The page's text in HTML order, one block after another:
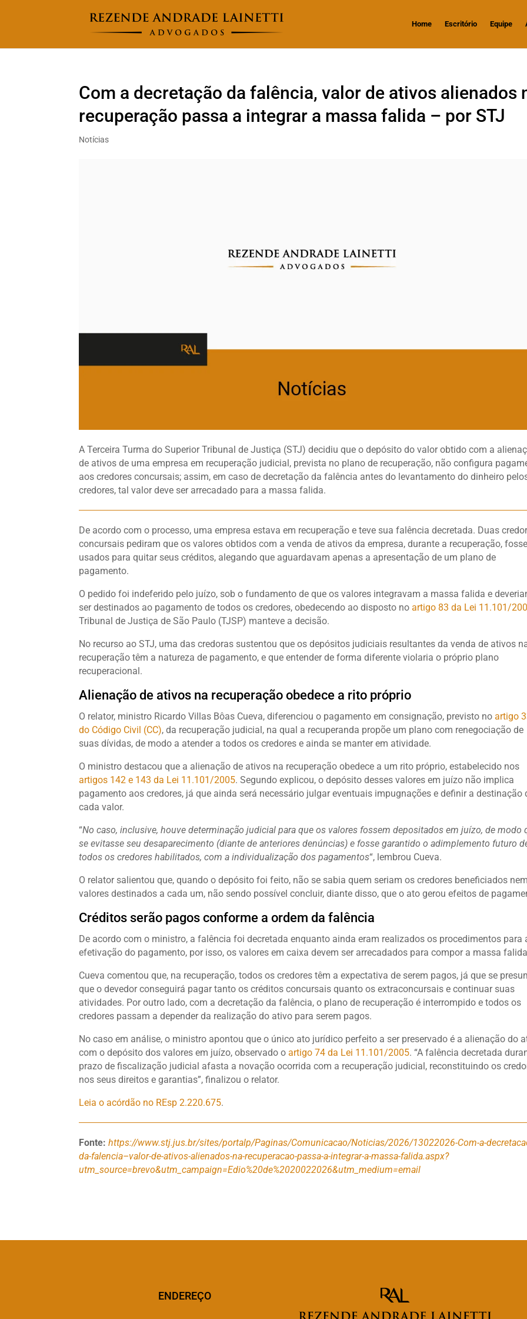
Home Escritório Equipe
Com a decretação da falência, valor de ativos alienados
recuperação passa a integrar a massa falida – por STJ
Notícias
A Terceira Turma do Superior Tribunal de Justiça (STJ) decidiu que o depósito do valor obtido com a
de ativos de uma empresa em recuperação judicial, prevista no plano de recuperação, não configura
aos credores concursais; assim, em caso de decretação da falência antes do levantamento do dinheiro
credores, tal valor deve ser arrecadado para a massa falida.
De acordo com o processo, uma empresa estava em recuperação e teve sua falência decretada. Duas
concursais pediram que os valores obtidos com a venda de ativos da empresa, durante a recuperação,
usados para quitar seus créditos, alegando que aguardavam apenas a apresentação de um plano de
pagamento.
O pedido foi indeferido pelo juízo, sob o fundamento de que os valores integravam a massa falida e
ser destinados ao pagamento de todos os credores, obedecendo ao disposto noartigo 83 da Lei 11.101/
Tribunal de Justiça de São Paulo (TJSP) manteve a decisão.
No recurso ao STJ, uma das credoras sustentou que os depósitos judiciais resultantes da venda de ativos
recuperação têm a natureza de pagamento, e que entender de forma diferente violaria o próprio plano
recuperacional.
Alienação de ativos na recuperação obedece a rito próprio
O relator, ministro Ricardo Villas Bôas Cueva, diferenciou o pagamento em consignação, previsto noartigo
do Código Civil (CC), da recuperação judicial, na qual a recuperanda propõe um plano com renegociação de
suas dívidas, de modo a atender a todos os credores e ainda se manter em atividade.
O ministro destacou que a alienação de ativos na recuperação obedece a um rito próprio, estabelecido nos
artigos 142 e 143 da Lei 11.101/2005. Segundo explicou, o depósito desses valores em juízo não implica
pagamento aos credores, já que ainda será necessário julgar eventuais impugnações e definir a destinação
cada valor.
“No caso, inclusive, houve determinação judicial para que os valores fossem depositados em juízo, de modo
se evitasse seu desaparecimento (diante de anteriores denúncias) e fosse garantido o adimplemento futuro
todos os credores habilitados, com a individualização dos pagamentos“, lembrou Cueva.
O relator salientou que, quando o depósito foi feito, não se sabia quem seriam os credores beneficiados
valores destinados a cada um, não sendo possível concluir, diante disso, que o ato gerou efeitos de
Créditos serão pagos conforme a ordem da falência
De acordo com o ministro, a falência foi decretada enquanto ainda eram realizados os procedimentos para
efetivação do pagamento, por isso, os valores em caixa devem ser arrecadados para compor a massa
Cueva comentou que, na recuperação, todos os credores têm a expectativa de serem pagos, já que se
que o devedor conseguirá pagar tanto os créditos concursais quanto os extraconcursais e continuar suas
atividades. Por outro lado, com a decretação da falência, o plano de recuperação é interrompido e todos os
credores passam a depender da realização do ativo para serem pagos.
No caso em análise, o ministro apontou que o único ato jurídico perfeito a ser preservado é a alienação do
com o depósito dos valores em juízo, observado oartigo 74 da Lei 11.101/2005. “A falência decretada
prazo de fiscalização judicial afasta a novação ocorrida com a recuperação judicial, reconstituindo os
nos seus direitos e garantias”, finalizou o relator.
Leia o acórdão no REsp 2.220.675.
Fonte:https://www.stj.jus.br/sites/portalp/Paginas/Comunicacao/Noticias/2026/13022026-Com-a-
da-falencia–valor-de-ativos-alienados-na-recuperacao-passa-a-integrar-a-massa-falida.aspx?
utm_source=brevo&utm_campaign=Edio%20de%2020022026&utm_medium=email
ENDEREÇO